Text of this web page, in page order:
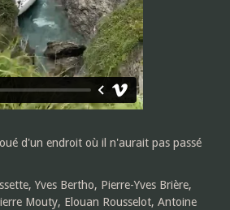
d'un endroit où il n'aurait pas passé
Yves Bertho, Pierre-Yves Brière,
Mouty, Elouan Rousselot, Antoine